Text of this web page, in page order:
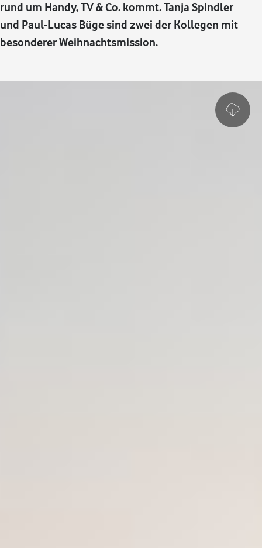
rund um Handy, TV & Co. kommt. Tanja Spindler
und Paul-Lucas Büge sind zwei der Kollegen mit
besonderer Weihnachtsmission.